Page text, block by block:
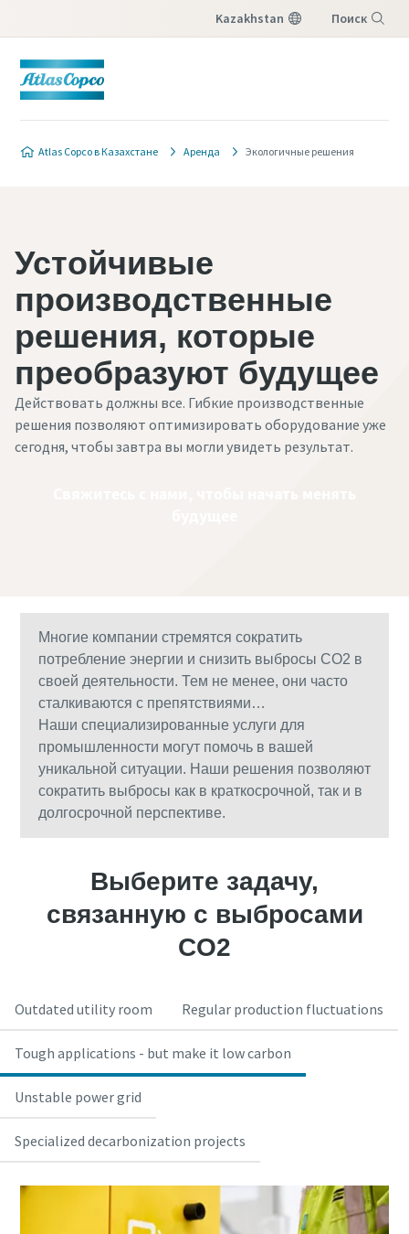
Kazakhstan Поиск
Atlas Copco в Казахстане Аренда Экологичные решения
Устойчивые
производственные
решения, которые
преобразуют будущее
Действовать должны все. Гибкие производственные
решения позволяют оптимизировать оборудование уже
сегодня, чтобы завтра вы могли увидеть результат.
Многие компании стремятся сократить
потребление энергии и снизить выбросы CO2 в
своей деятельности. Тем не менее, они часто
сталкиваются с препятствиями…
Наши специализированные услуги для
промышленности могут помочь в вашей
уникальной ситуации. Наши решения позволяют
сократить выбросы как в краткосрочной, так и в
долгосрочной перспективе.
Выберите задачу,
связанную с выбросами
CO2
Outdated utility room Regular production fluctuations
Tough applications - but make it low carbon
Unstable power grid
Specialized decarbonization projects